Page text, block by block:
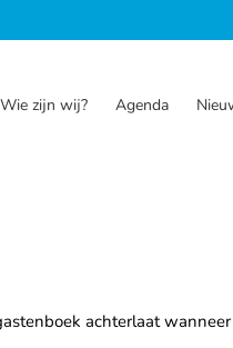
Wie zijn wij? Agenda
achterlaat